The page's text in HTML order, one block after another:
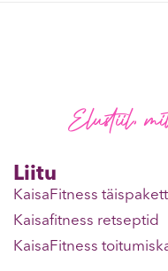
Elustiil,
Liitu
KaisaFitness täispakett
Kaisafitness retseptid
KaisaFitness